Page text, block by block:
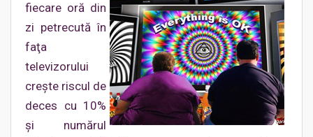
fiecare oră din
zi petrecută în
faţa
televizorului
creşte riscul de
deces cu 10%
şi numărul